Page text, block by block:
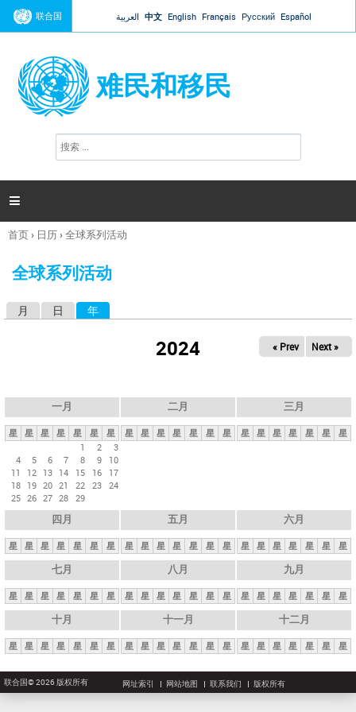
Jump to navigation
联合国 العربية 中文 English Français Русский Español
难民和移民
搜
索

你
这
首页› 日历›全球系列活动
全球系列活动
月 日 年
2024 « Prev Next »
一月
星 星 星 星 星 星
星
1
2
3
4
5 6 7 8 9
10
11
12 13 14 15 16
17
18 19 20 21 22 23 24
25 26 27 28 29
二月
星 星 星 星 星 星 星
三月
星 星 星 星 星 星 星
四月
星 星 星 星 星 星 星
五月
星 星 星 星 星 星 星
六月
星 星 星 星 星 星 星
七月
星 星 星 星 星 星 星
八月
星 星 星 星 星 星 星
九月
星 星 星 星 星 星 星
十月
星 星 星 星 星 星 星
十一月
星 星 星 星 星 星 星
十二月
星 星 星 星 星 星 星
联合国© 2026 版权所有 网址索引 网站地图 联系我们 版权所有